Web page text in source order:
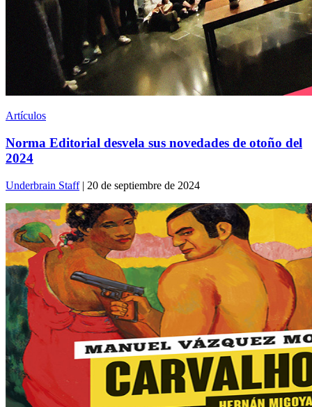
Artículos
Norma Editorial desvela sus novedades de otoño del
2024
Underbrain Staff| 20 de septiembre de 2024